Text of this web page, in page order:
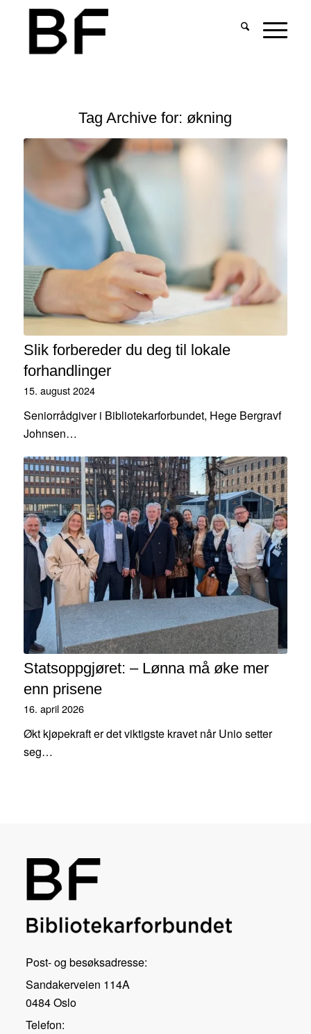
Tag Archive for: økning
Slik forbereder du deg til lokale
forhandlinger
15. august 2024
Seniorrådgiver i Bibliotekarforbundet, Hege Bergravf
Johnsen…
Statsoppgjøret: – Lønna må øke mer
enn prisene
16. april 2026
Økt kjøpekraft er det viktigste kravet når Unio setter
seg…
Post- og besøksadresse:
Sandakerveien 114A
0484 Oslo
Telefon: